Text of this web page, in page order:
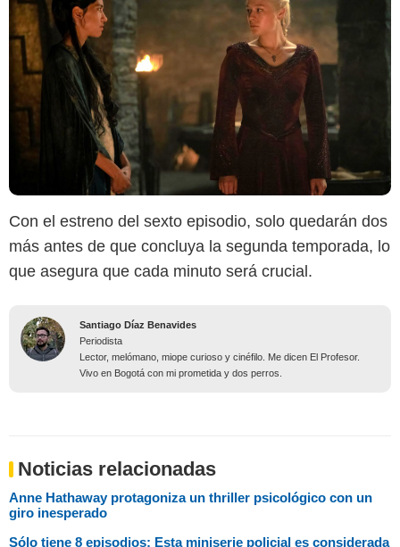
Con el estreno del sexto episodio, solo quedarán dos
más antes de que concluya la segunda temporada, lo
que asegura que cada minuto será crucial.
Santiago Díaz Benavides
Periodista
Lector, melómano, miope curioso y cinéfilo. Me dicen El Profesor.
Vivo en Bogotá con mi prometida y dos perros.
Noticias relacionadas
Anne Hathaway protagoniza un thriller psicológico con un
giro inesperado
Sólo tiene 8 episodios: Esta miniserie policial es considerada